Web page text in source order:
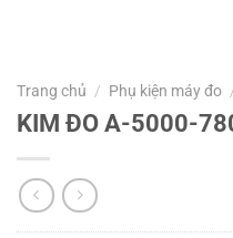
Trang chủ / Phụ kiện máy đo
KIM ĐO A-5000-